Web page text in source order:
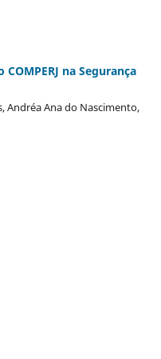
na Segurança
Andréa Ana do Nascimento,